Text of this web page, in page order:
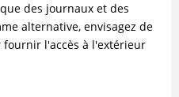
des journaux et des
alternative, envisagez de
l'accès à l'extérieur